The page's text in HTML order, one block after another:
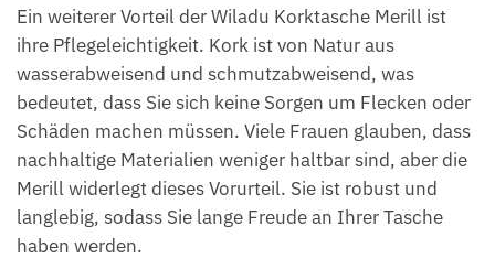
Ein weiterer Vorteil der Wiladu Korktasche Merill ist
ihre Pflegeleichtigkeit. Kork ist von Natur aus
wasserabweisend und schmutzabweisend, was
bedeutet, dass Sie sich keine Sorgen um Flecken oder
Schäden machen müssen. Viele Frauen glauben, dass
nachhaltige Materialien weniger haltbar sind, aber die
Merill widerlegt dieses Vorurteil. Sie ist robust und
langlebig, sodass Sie lange Freude an Ihrer Tasche
haben werden.